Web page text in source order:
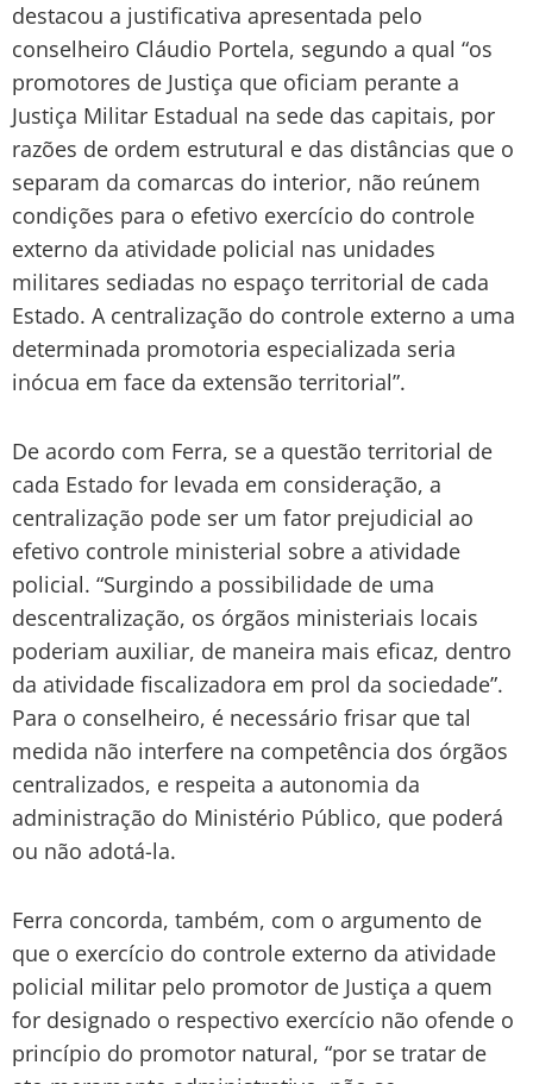
destacou a justificativa apresentada pelo
conselheiro Cláudio Portela, segundo a qual “os
promotores de Justiça que oficiam perante a
Justiça Militar Estadual na sede das capitais, por
razões de ordem estrutural e das distâncias que o
separam da comarcas do interior, não reúnem
condições para o efetivo exercício do controle
externo da atividade policial nas unidades
militares sediadas no espaço territorial de cada
Estado. A centralização do controle externo a uma
determinada promotoria especializada seria
inócua em face da extensão territorial”.
De acordo com Ferra, se a questão territorial de
cada Estado for levada em consideração, a
centralização pode ser um fator prejudicial ao
efetivo controle ministerial sobre a atividade
policial. “Surgindo a possibilidade de uma
descentralização, os órgãos ministeriais locais
poderiam auxiliar, de maneira mais eficaz, dentro
da atividade fiscalizadora em prol da sociedade”.
Para o conselheiro, é necessário frisar que tal
medida não interfere na competência dos órgãos
centralizados, e respeita a autonomia da
administração do Ministério Público, que poderá
ou não adotá-la.
Ferra concorda, também, com o argumento de
que o exercício do controle externo da atividade
policial militar pelo promotor de Justiça a quem
for designado o respectivo exercício não ofende o
princípio do promotor natural, “por se tratar de